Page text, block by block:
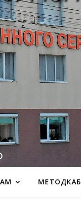
МЕТОДКАБ